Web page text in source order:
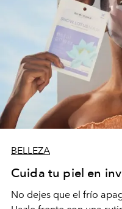
BELLEZA
Cuida tu piel en
No dejes que el frío